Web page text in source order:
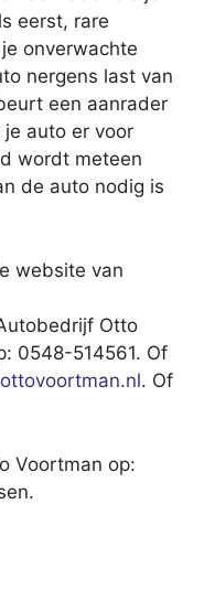
eerst, rare
onverwachte
nergens last van
een aanrader
auto er voor
wordt meteen
de auto nodig is
website van
Otto
0548-514561. Of
. Of
Voortman op: